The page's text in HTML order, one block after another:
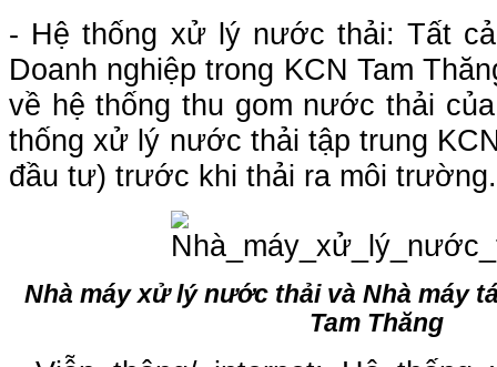
- Hệ thống xử lý nước thải:Tất
Doanh nghiệp trong KCN Tam
về hệ thống thu gom nước thải
thống xử lý nước thải tập trung
đầu tư) trước khi thải ra môi
Nhà máy xử lý nước thải và Nhà máy
Tam Thăng